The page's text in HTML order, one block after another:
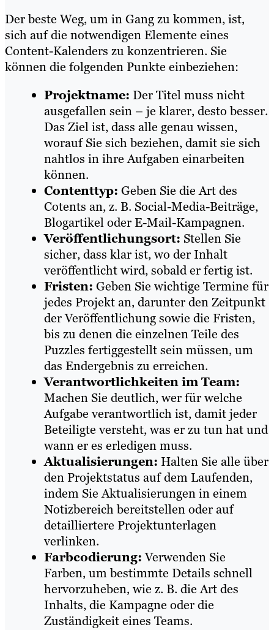
Der beste Weg, um in Gang zu kommen, ist,
sich auf die notwendigen Elemente eines
Content-Kalenders zu konzentrieren. Sie
können die folgenden Punkte einbeziehen:
Projektname: Der Titel muss nicht
ausgefallen sein – je klarer, desto besser.
Das Ziel ist, dass alle genau wissen,
worauf Sie sich beziehen, damit sie sich
nahtlos in ihre Aufgaben einarbeiten
können.
Contenttyp: Geben Sie die Art des
Cotents an, z. B. Social-Media-Beiträge,
Blogartikel oder E-Mail-Kampagnen.
Veröffentlichungsort: Stellen Sie
sicher, dass klar ist, wo der Inhalt
veröffentlicht wird, sobald er fertig ist.
Fristen: Geben Sie wichtige Termine für
jedes Projekt an, darunter den Zeitpunkt
der Veröffentlichung sowie die Fristen,
bis zu denen die einzelnen Teile des
Puzzles fertiggestellt sein müssen, um
das Endergebnis zu erreichen.
Verantwortlichkeiten im Team:
Machen Sie deutlich, wer für welche
Aufgabe verantwortlich ist, damit jeder
Beteiligte versteht, was er zu tun hat und
wann er es erledigen muss.
Aktualisierungen: Halten Sie alle über
den Projektstatus auf dem Laufenden,
indem Sie Aktualisierungen in einem
Notizbereich bereitstellen oder auf
detailliertere Projektunterlagen
verlinken.
Farbcodierung:Verwenden Sie
Farben, um bestimmte Details schnell
hervorzuheben, wie z. B. die Art des
Inhalts, die Kampagne oder die
Zuständigkeit eines Teams.